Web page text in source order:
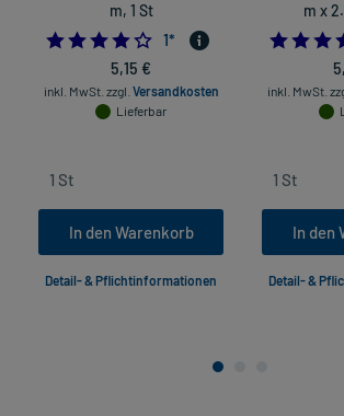
m, 1 St
4.0
1*
5,15 €
inkl. MwSt. zzgl. Versandkosten
Lieferbar
In den Warenkorb
Detail- & Pflichtinformationen
m x
inkl. MwSt.
In den
Detail- &